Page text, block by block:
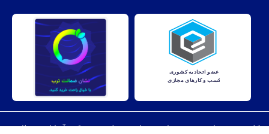
کليه حقوق مادی و معنوی اين وبسايت متعلق به شرکت آریا ایمن نظارت